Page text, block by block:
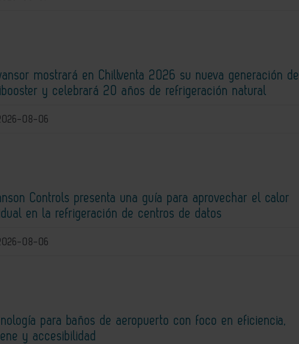
mostrará en Chillventa 2026 su nueva generación de
y celebrará 20 años de refrigeración natural
08-06
Controls presenta una guía para aprovechar el calor
en la refrigeración de centros de datos
08-06
para baños de aeropuerto con foco en eficiencia,
y accesibilidad